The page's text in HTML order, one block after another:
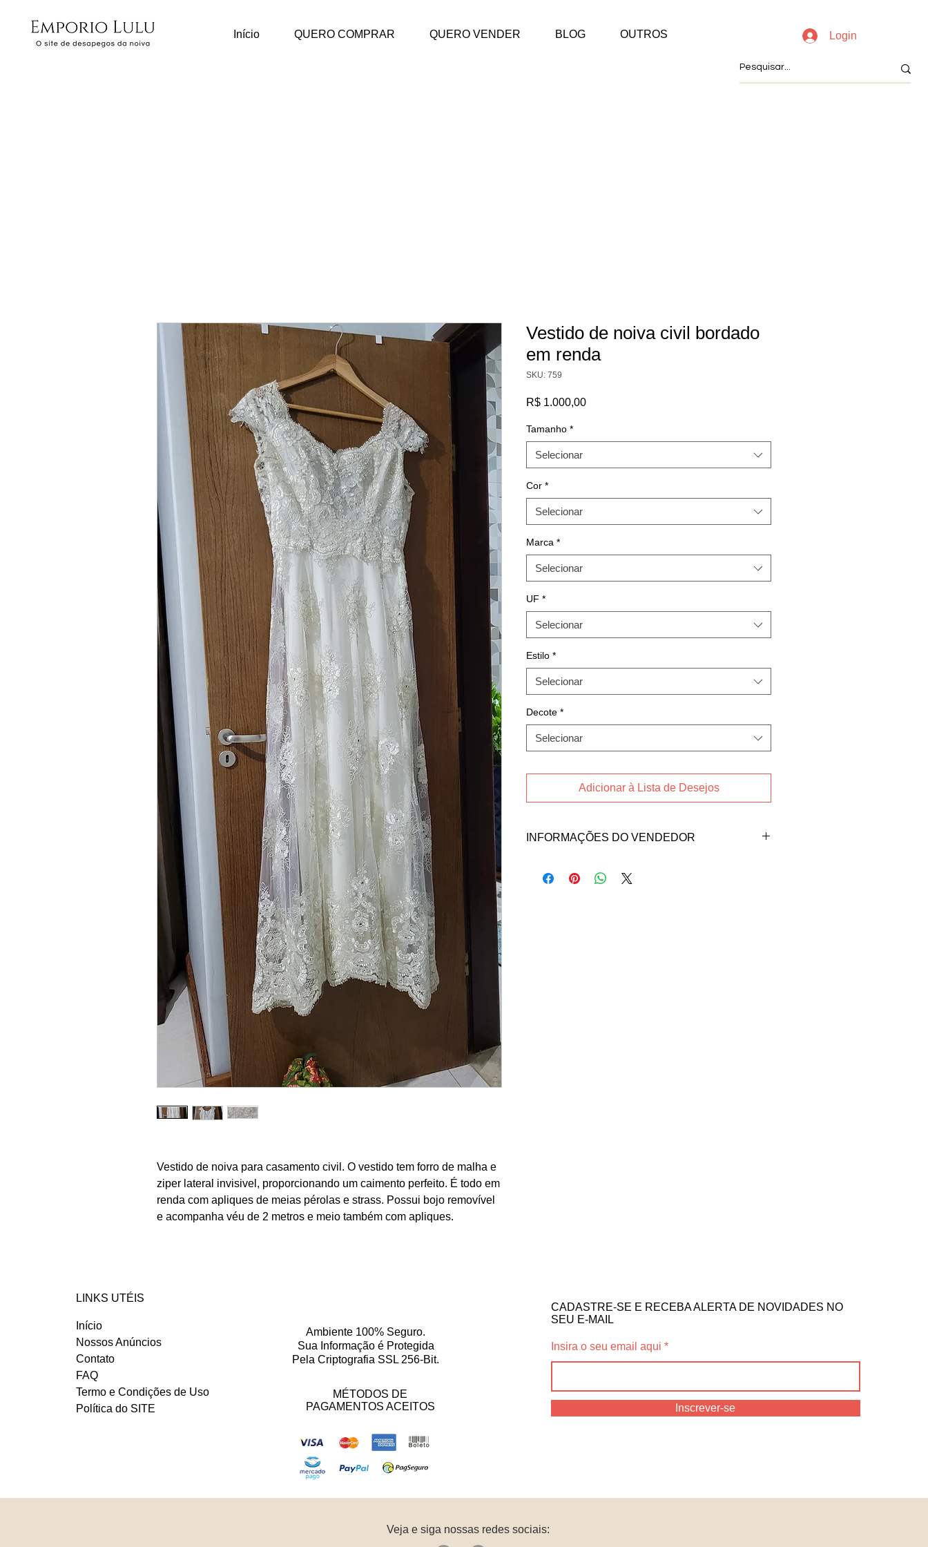
Início QUERO COMPRAR QUERO VENDER BLOG OUTROS Login
Vestido de noiva para casamento civil. O vestido tem forro de malha e
ziper lateral invisivel, proporcionando um caimento perfeito. É todo em
renda com apliques de meias pérolas e strass. Possui bojo removível
e acompanha véu de 2 metros e meio também com apliques.
Vestido de noiva civil bordado
em renda
SKU: 759
R$ 1.000,00Preço
Tamanho *
Selecionar
Cor *
Selecionar
Marca *
Selecionar
UF *
Selecionar
Estilo *
Selecionar
Decote *
Selecionar
Adicionar à Lista de Desejos
INFORMAÇÕES DO VENDEDOR
Ranolfi no contato abaixo:
LINKS UTÉIS
Início
Nossos Anúncios
Contato
FAQ
Termo e Condições de Uso
Política do SITE
Ambiente 100% Seguro.
Sua Informação é Protegida
Pela Criptografia SSL 256-Bit.
MÉTODOS DE
PAGAMENTOS ACEITOS
CADASTRE-SE E RECEBA ALERTA DE NOVIDADES NO
SEU E-MAIL
Insira o seu email aqui
Inscrever-se
Veja e siga nossas redes sociais: